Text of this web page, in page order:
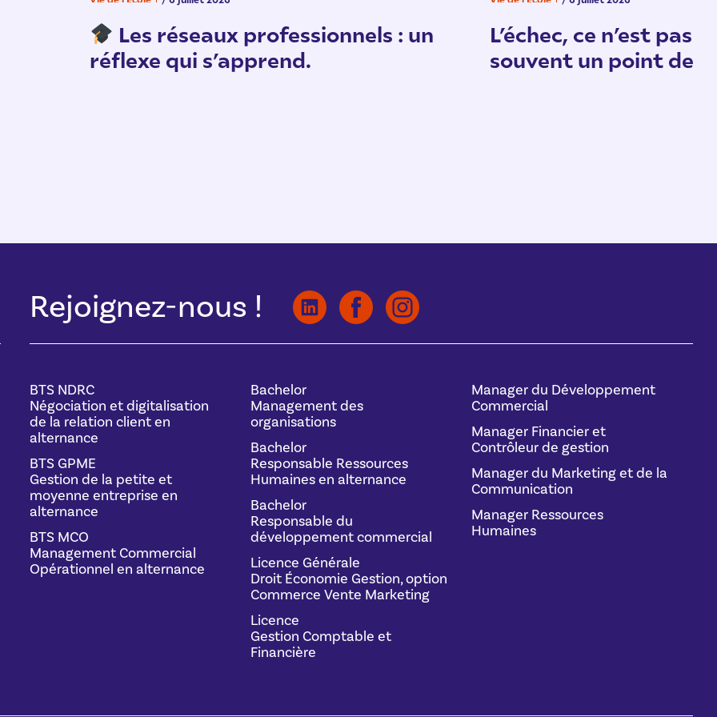
Les réseaux professionnels : un
réflexe qui s’apprend.
L’échec, ce n’est pas
souvent un point de
Rejoignez-nous !
BTS NDRC
Négociation et digitalisation
de la relation client en
alternance
BTS GPME
Gestion de la petite et
moyenne entreprise en
alternance
BTS MCO
Management Commercial
Opérationnel en alternance
Bachelor
Management des
organisations
Bachelor
Responsable Ressources
Humaines en alternance
Bachelor
Responsable du
développement commercial
Licence Générale
Droit Économie Gestion, option
Commerce Vente Marketing
Licence
Gestion Comptable et
Financière
Manager du Développement
Commercial
Manager Financier et
Contrôleur de gestion
Manager du Marketing et de la
Communication
Manager Ressources
Humaines